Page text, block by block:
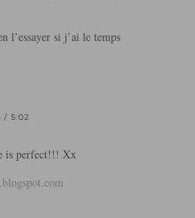
l’essayer si j’ai le temps
/ 5:02
is perfect!!! Xx